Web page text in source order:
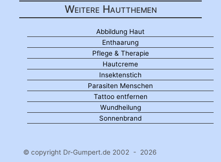
Weitere Hautthemen
Abbildung Haut
Enthaarung
Pflege & Therapie
Hautcreme
Insektenstich
Parasiten Menschen
Tattoo entfernen
Wundheilung
Sonnenbrand
© copyright Dr-Gumpert.de 2002 - 2026